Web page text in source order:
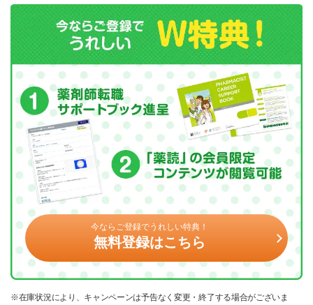
今ならご登録でうれしい特典！
無料登録はこちら
※在庫状況により、キャンペーンは予告なく変更・終了する場合がございま